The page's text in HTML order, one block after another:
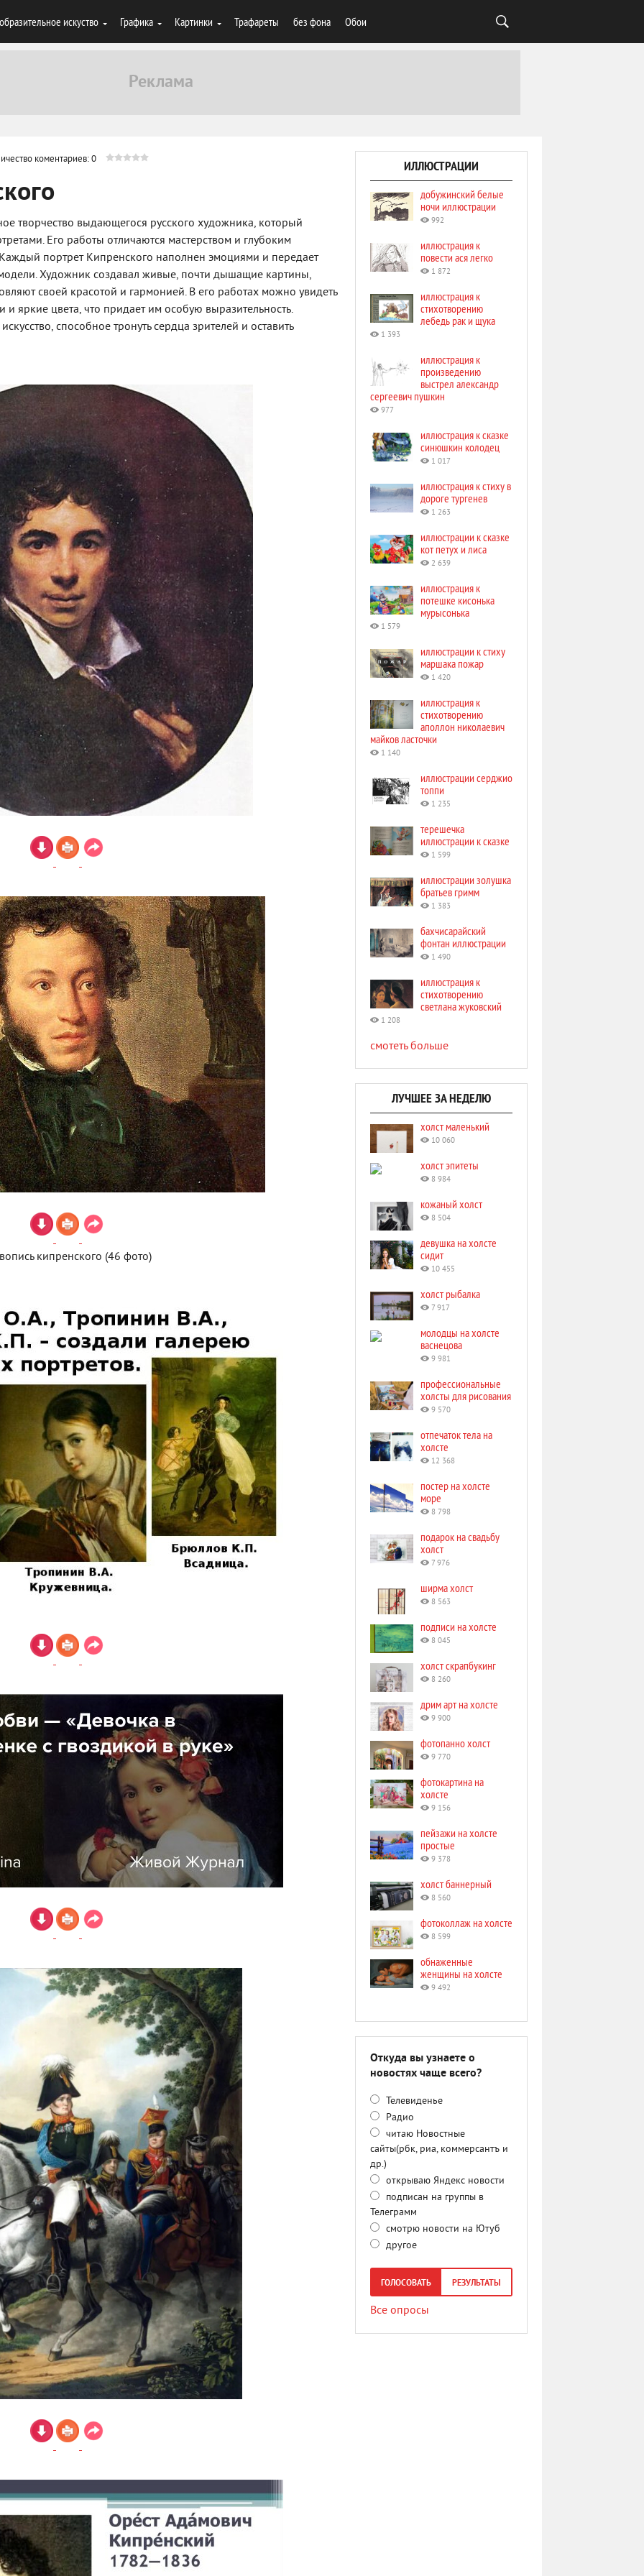
искуство Графика Картинки Трафареты без фона Обои
коментариев: 0
творчество выдающегося русского художника, который
Его работы отличаются мастерством и глубоким
портрет Кипренского наполнен эмоциями и передает
Художник создавал живые, почти дышащие картины,
своей красотой и гармонией. В его работах можно увидеть
яркие цвета, что придает им особую выразительность.
способное тронуть сердца зрителей и оставить
кипренского (46 фото)
ИЛЛЮСТРАЦИИ
добужинский белые
ночи иллюстрации
992
иллюстрация к
повести ася легко
1 872
иллюстрация к
стихотворению
лебедь рак и щука
1 393
иллюстрация к
произведению
выстрел александр
сергеевич пушкин
977
иллюстрация к сказке
синюшкин колодец
1 017
иллюстрация к стиху в
дороге тургенев
1 263
иллюстрации к сказке
кот петух и лиса
2 639
иллюстрация к
потешке кисонька
мурысонька
1 579
иллюстрации к стиху
маршака пожар
1 420
иллюстрация к
стихотворению
аполлон николаевич
майков ласточки
1 140
иллюстрации серджио
топпи
1 235
терешечка
иллюстрации к сказке
1 599
иллюстрации золушка
братьев гримм
1 383
бахчисарайский
фонтан иллюстрации
1 490
иллюстрация к
стихотворению
светлана жуковский
1 208
смотеть больше
ЛУЧШЕЕ ЗА НЕДЕЛЮ
холст маленький
10 060
холст эпитеты
8 984
кожаный холст
8 504
девушка на холсте
сидит
10 455
холст рыбалка
7 917
молодцы на холсте
васнецова
9 981
профессиональные
холсты для рисования
9 570
отпечаток тела на
холсте
12 368
постер на холсте
море
8 798
подарок на свадьбу
холст
7 976
ширма холст
8 563
подписи на холсте
8 045
холст скрапбукинг
8 260
дрим арт на холсте
9 900
фотопанно холст
9 770
фотокартина на
холсте
9 156
пейзажи на холсте
простые
9 378
холст баннерный
8 560
фотоколлаж на холсте
8 599
обнаженные
женщины на холсте
9 492
Откуда вы узнаете о
новостях чаще всего?
Телевиденье
Радио
читаю Новостные
сайты(рбк, риа, коммерсантъ и
др.)
открываю Яндекс новости
подписан на группы в
Телеграмм
смотрю новости на Ютуб
другое
ГОЛОСОВАТЬ РЕЗУЛЬТАТЫ
Все опросы